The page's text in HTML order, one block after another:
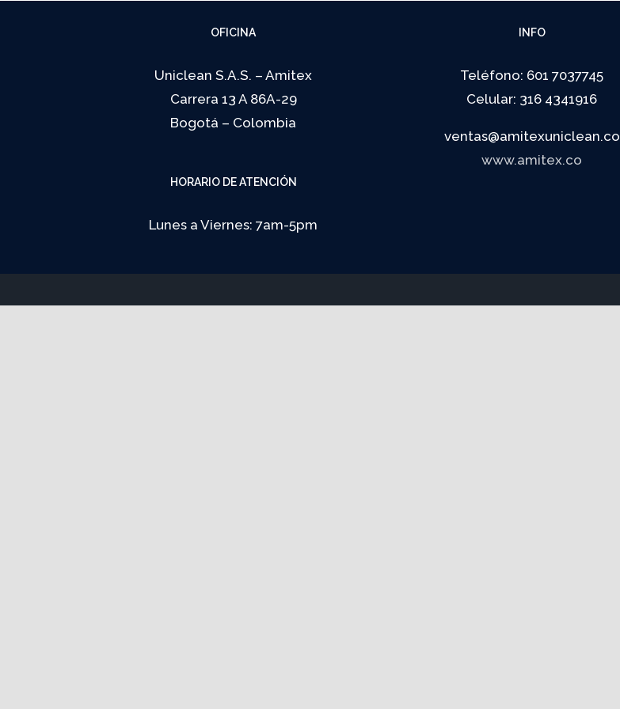
OFICINA
Uniclean S.A.S. – Amitex
Carrera 13 A 86A-29
Bogotá – Colombia
HORARIO DE ATENCIÓN
Lunes a Viernes: 7am-5pm
INFO
Teléfono: 601 7037745
Celular: 316 4341916
ventas@amitexuniclean.co
www.amitex.co